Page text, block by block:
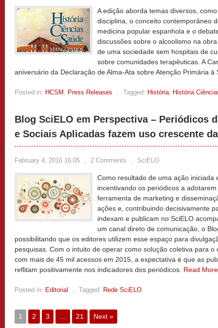
A edição aborda temas diversos,
disciplina, o conceito contemporâneo
medicina popular espanhola e o
discussões sobre o alcoolismo na
de uma sociedade sem hospitais de
sobre comunidades terapêuticas. A
aniversário da Declaração de Alma-Ata sobre Atenção Primária
Posted in: HCSM , Press Releases , Tagged: História, História
Blog SciELO em Perspectiva – Periódicos
e Sociais Aplicadas fazem uso crescente
February 4, 2016 16:05 , 2 Comments , SciELO
Como resultado de uma ação iniciada
incentivando os periódicos a
ferramenta de marketing e
ações e, contribuindo decisivamente
indexam e publicam no SciELO
um canal direto de comunicação, o
possibilitando que os editores utilizem esse espaço para
pesquisas. Com o intuito de operar como solução coletiva para
com mais de 45 mil acessos em 2015, a expectativa é que as
reflitam positivamente nos indicadores dos periódicos. Read
Posted in: Editorial , Tagged: Rede SciELO
1 2 3 21 Next »